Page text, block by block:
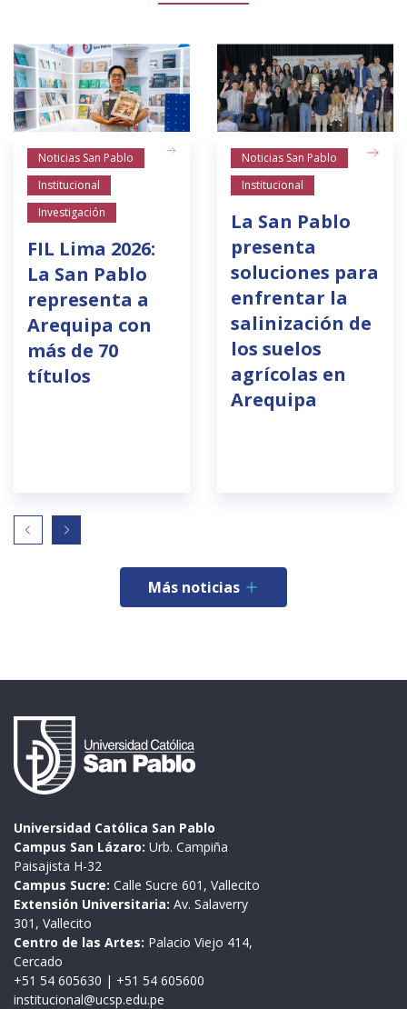
Noticias San Pablo
Institucional
Investigación
FIL Lima 2026:
La San Pablo
representa a
Arequipa con
más de 70
títulos
Noticias San Pablo
Institucional
La San Pablo
presenta
soluciones para
enfrentar la
salinización de
los suelos
agrícolas en
Arequipa
Más noticias
Universidad Católica San Pablo
Campus San Lázaro: Urb. Campiña
Paisajista H-32
Campus Sucre: Calle Sucre 601, Vallecito
Extensión Universitaria: Av. Salaverry
301, Vallecito
Centro de las Artes: Palacio Viejo 414,
Cercado
+51 54 605630 | +51 54 605600
institucional@ucsp.edu.pe